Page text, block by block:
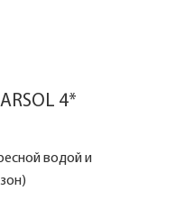
4*
водой и